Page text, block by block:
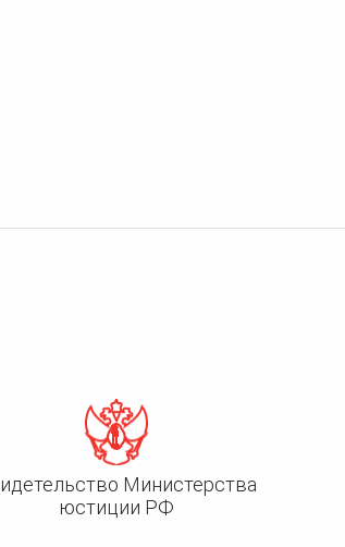
Министерства
юстиции РФ